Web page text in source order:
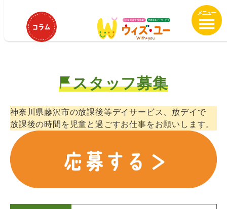
へ
移
動
ウィズ・ユー藤沢善行 保育士、児
童指導員パート募集中！
スタッフ募集
神奈川県藤沢市の放課後等デイサービス、放デイで
放課後の時間を児童と過ごすお仕事をお願いします。